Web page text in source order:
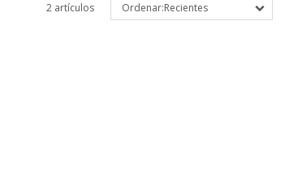
2 artículos Recientes